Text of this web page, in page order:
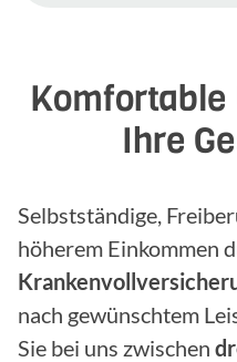
Ihre
Selbstständige,
höherem Einkommen
nach gewünschtem
Sie bei uns zwischen